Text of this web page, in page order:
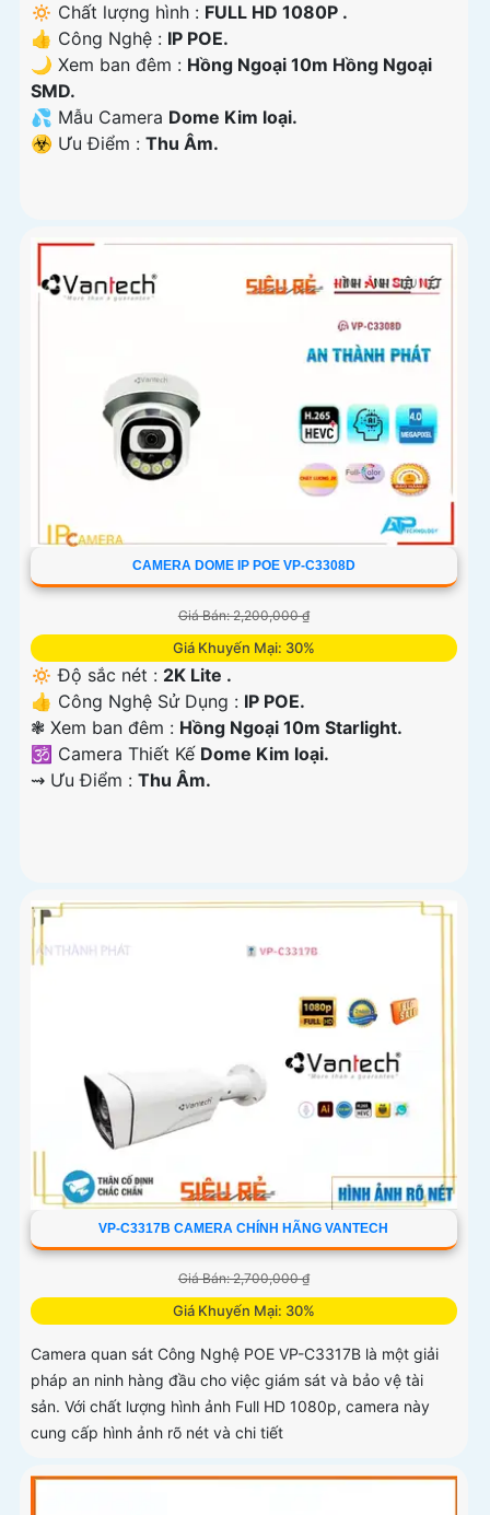
🔅 Chất lượng hình : FULL HD 1080P .
👍 Công Nghệ : IP POE.
🌙 Xem ban đêm : Hồng Ngoại 10m Hồng Ngoại
SMD.
💦 Mẫu Camera Dome Kim loại.
️☣️ Ưu Điểm : Thu Âm.
CAMERA DOME IP POE VP-C3308D
Giá Bán: 2,200,000 ₫
Giá Khuyến Mại: 30%
🔅 Độ sắc nét : 2K Lite .
👍 Công Nghệ Sử Dụng : IP POE.
❃ Xem ban đêm : Hồng Ngoại 10m Starlight.
🕉️ Camera Thiết Kế Dome Kim loại.
️⇝ Ưu Điểm : Thu Âm.
VP-C3317B CAMERA CHÍNH HÃNG VANTECH
Giá Bán: 2,700,000 ₫
Giá Khuyến Mại: 30%
Camera quan sát Công Nghệ POE VP-C3317B là một giải
pháp an ninh hàng đầu cho việc giám sát và bảo vệ tài
sản. Với chất lượng hình ảnh Full HD 1080p, camera này
cung cấp hình ảnh rõ nét và chi tiết